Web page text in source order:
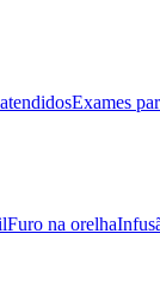
Exames
Furo na orelha